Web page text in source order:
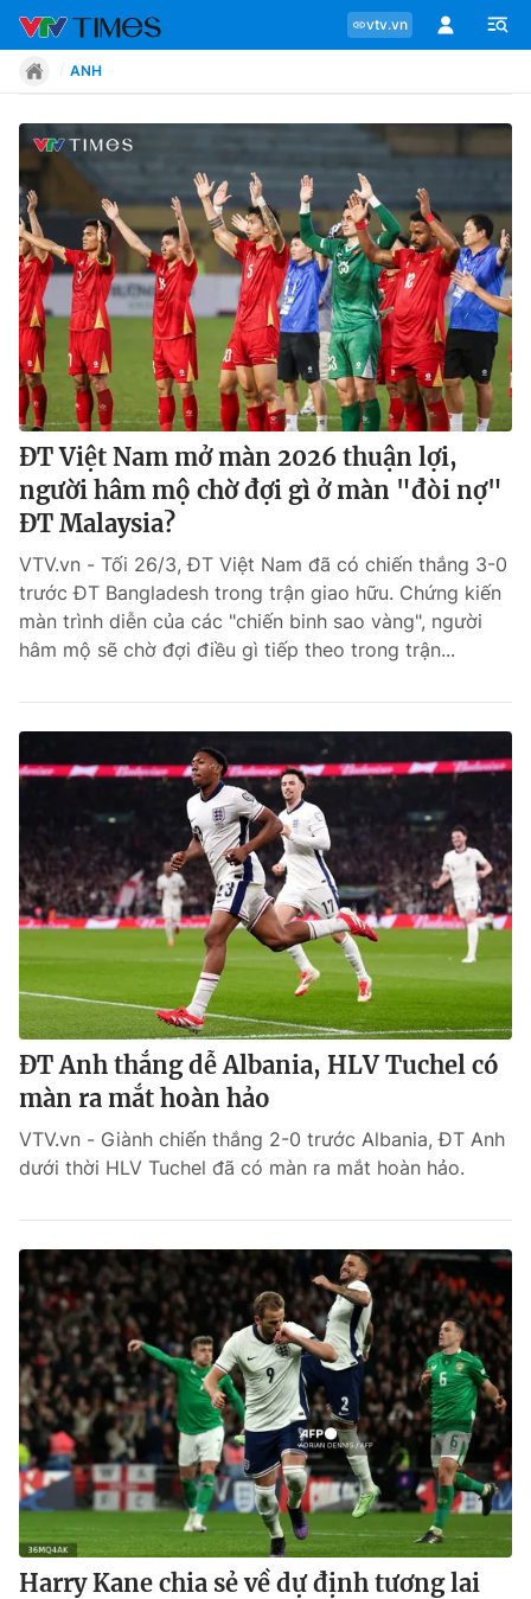
vtv.vn
Chuyên mục
Tin tức
Move
Phong cách
Chân dung
Sự kiện
Bóng đá
Thể thao Điện tử
VIDEO
Bên lề
ANH
ĐT Việt Nam mở màn 2026 thuận lợi,
người hâm mộ chờ đợi gì ở màn "đòi nợ"
ĐT Malaysia?
VTV.vn - Tối 26/3, ĐT Việt Nam đã có chiến thắng 3-0
trước ĐT Bangladesh trong trận giao hữu. Chứng kiến
màn trình diễn của các "chiến binh sao vàng", người
hâm mộ sẽ chờ đợi điều gì tiếp theo trong trận...
ĐT Anh thắng dễ Albania, HLV Tuchel có
màn ra mắt hoàn hảo
VTV.vn - Giành chiến thắng 2-0 trước Albania, ĐT Anh
dưới thời HLV Tuchel đã có màn ra mắt hoàn hảo.
Harry Kane chia sẻ về dự định tương lai